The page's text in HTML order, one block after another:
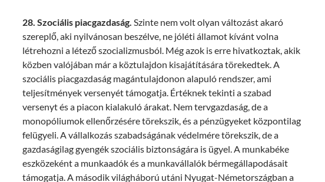
28. Szociális piacgazdaság. Szinte nem volt olyan változást akaró
szereplő, aki nyilvánosan beszélve, ne jóléti államot kívánt volna
létrehozni a létező szocializmusból. Még azok is erre hivatkoztak, akik
közben valójában már a köztulajdon kisajátítására törekedtek. A
szociális piacgazdaság magántulajdonon alapuló rendszer, ami
teljesítmények versenyét támogatja. Értéknek tekinti a szabad
versenyt és a piacon kialakuló árakat. Nem tervgazdaság, de a
monopóliumok ellenőrzésére törekszik, és a pénzügyeket központilag
felügyeli. A vállalkozás szabadságának védelmére törekszik, de a
gazdaságilag gyengék szociális biztonságára is ügyel. A munkabéke
eszközeként a munkaadók és a munkavállalók bérmegállapodásait
támogatja. A második világháború utáni Nyugat-Németországban a